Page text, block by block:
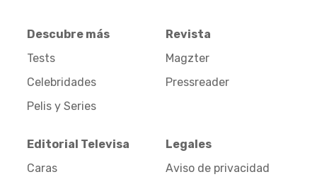
Descubre más
Tests
Celebridades
Pelis y Series
Revista
Magzter
Pressreader
Editorial Televisa
Caras
Legales
Aviso de privacidad